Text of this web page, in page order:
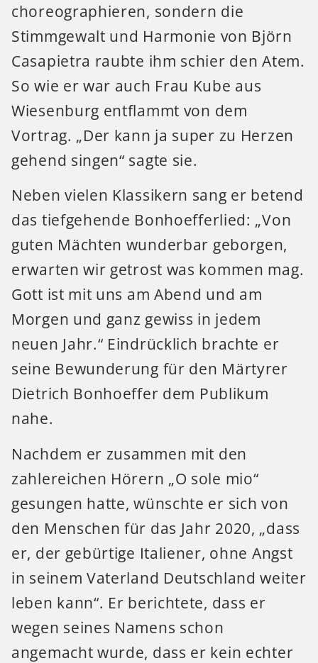
choreographieren, sondern die
Stimmgewalt und Harmonie von Björn
Casapietra raubte ihm schier den Atem.
So wie er war auch Frau Kube aus
Wiesenburg entflammt von dem
Vortrag. „Der kann ja super zu Herzen
gehend singen“ sagte sie.
Neben vielen Klassikern sang er betend
das tiefgehende Bonhoefferlied: „Von
guten Mächten wunderbar geborgen,
erwarten wir getrost was kommen mag.
Gott ist mit uns am Abend und am
Morgen und ganz gewiss in jedem
neuen Jahr.“ Eindrücklich brachte er
seine Bewunderung für den Märtyrer
Dietrich Bonhoeffer dem Publikum
nahe.
Nachdem er zusammen mit den
zahlereichen Hörern „O sole mio“
gesungen hatte, wünschte er sich von
den Menschen für das Jahr 2020, „dass
er, der gebürtige Italiener, ohne Angst
in seinem Vaterland Deutschland weiter
leben kann“. Er berichtete, dass er
wegen seines Namens schon
angemacht wurde, dass er kein echter